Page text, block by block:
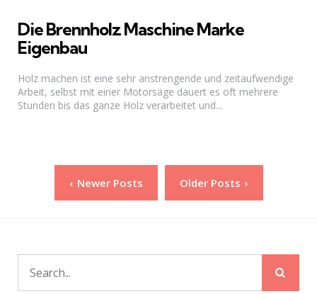
Die Brennholz Maschine Marke
Eigenbau
Holz machen ist eine sehr anstrengende und zeitaufwendige
Arbeit, selbst mit einer Motorsäge dauert es oft mehrere
Stunden bis das ganze Holz verarbeitet und...
Seitennummerierung
Newer Posts Older Posts
Search
for: